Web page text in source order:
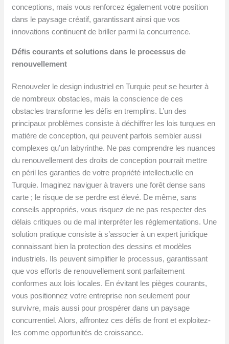
conceptions, mais vous renforcez également votre position
dans le paysage créatif, garantissant ainsi que vos
innovations continuent de briller parmi la concurrence.
Défis courants et solutions dans le processus de
renouvellement
Renouveler le design industriel en Turquie peut se heurter à
de nombreux obstacles, mais la conscience de ces
obstacles transforme les défis en tremplins. L’un des
principaux problèmes consiste à déchiffrer les lois turques en
matière de conception, qui peuvent parfois sembler aussi
complexes qu’un labyrinthe. Ne pas comprendre les nuances
du renouvellement des droits de conception pourrait mettre
en péril les garanties de votre propriété intellectuelle en
Turquie. Imaginez naviguer à travers une forêt dense sans
carte ; le risque de se perdre est élevé. De même, sans
conseils appropriés, vous risquez de ne pas respecter des
délais critiques ou de mal interpréter les réglementations. Une
solution pratique consiste à s’associer à un expert juridique
connaissant bien la protection des dessins et modèles
industriels. Ils peuvent simplifier le processus, garantissant
que vos efforts de renouvellement sont parfaitement
conformes aux lois locales. En évitant les pièges courants,
vous positionnez votre entreprise non seulement pour
survivre, mais aussi pour prospérer dans un paysage
concurrentiel. Alors, affrontez ces défis de front et exploitez-
les comme opportunités de croissance.